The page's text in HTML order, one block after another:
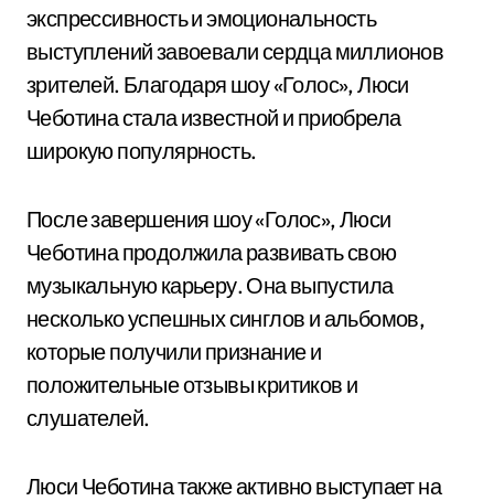
экспрессивность и эмоциональность
выступлений завоевали сердца миллионов
зрителей. Благодаря шоу «Голос», Люси
Чеботина стала известной и приобрела
широкую популярность.
После завершения шоу «Голос», Люси
Чеботина продолжила развивать свою
музыкальную карьеру. Она выпустила
несколько успешных синглов и альбомов,
которые получили признание и
положительные отзывы критиков и
слушателей.
Люси Чеботина также активно выступает на